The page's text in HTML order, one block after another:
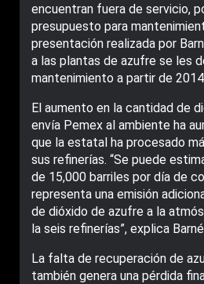
encuentran fuera de servicio,
presupuesto para
presentación realizada por
a las plantas de azufre se les
mantenimiento a partir de
El aumento en la cantidad de
envía Pemex al ambiente ha
que la estatal ha procesado
sus refinerías. “Se puede
de 15,000 barriles por día de
representa una emisión
de dióxido de azufre a la
la seis refinerías”, explica
La falta de recuperación de
también genera una pérdida